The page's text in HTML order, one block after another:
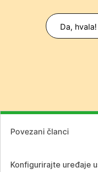
Da, hvala!
Povezani članci
Konfigurirajte uređaje